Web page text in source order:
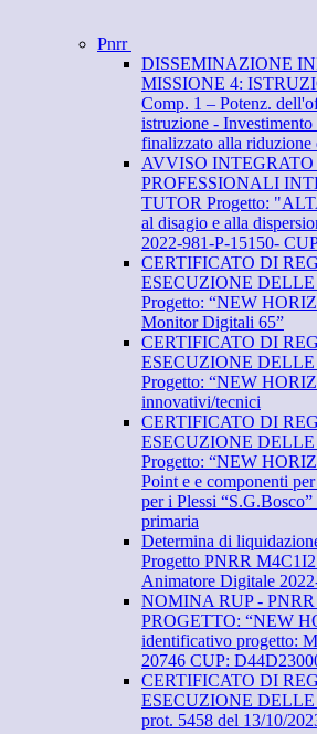
Pnrr
DISSEMINAZIONE
MISSIONE 4:
Comp. 1 – Potenz.
istruzione -
finalizzato alla riduzione
AVVISO
PROFESSIONALI
TUTOR Progetto:
al disagio e alla
2022-981-P-15150-
CERTIFICATO DI
ESECUZIONE
Progetto: “NEW
Monitor Digitali 65”
CERTIFICATO DI
ESECUZIONE
Progetto: “NEW
innovativi/tecnici
CERTIFICATO DI
ESECUZIONE
Progetto: “NEW
Point e e componenti
per i Plessi
primaria
Determina di
Progetto PNRR
Animatore Digitale
NOMINA RUP -
PROGETTO: “NEW
identificativo progetto:
20746 CUP:
CERTIFICATO DI
ESECUZIONE
prot. 5458 del 13/10/